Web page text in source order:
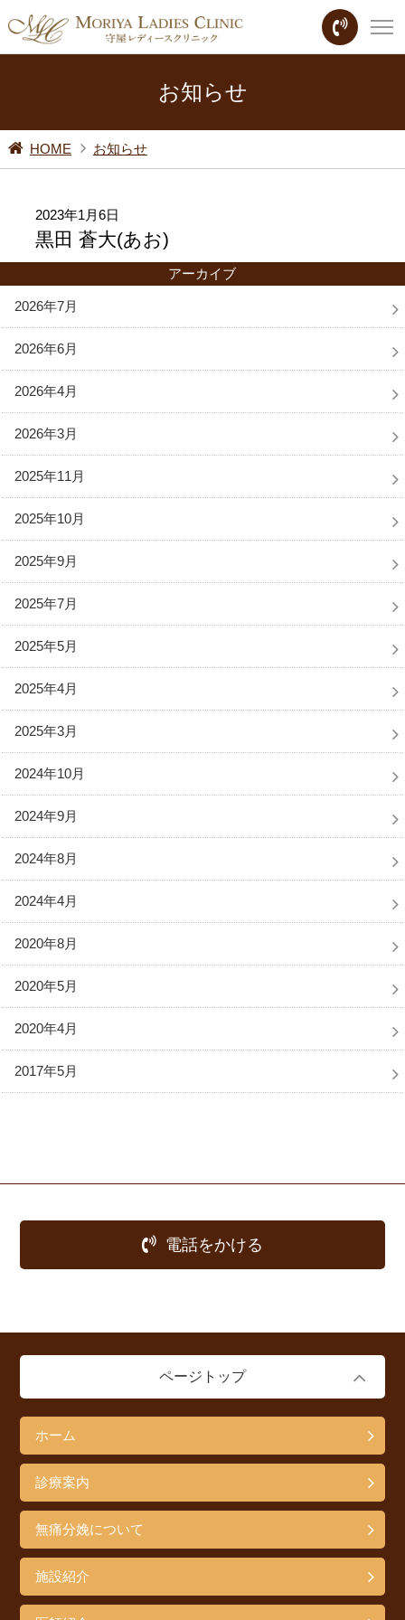
お知らせ
HOME お知らせ
2023年1月6日
黒田 蒼大(あお)
アーカイブ
2026年7月
2026年6月
2026年4月
2026年3月
2025年11月
2025年10月
2025年9月
2025年7月
2025年5月
2025年4月
2025年3月
2024年10月
2024年9月
2024年8月
2024年4月
2020年8月
2020年5月
2020年4月
2017年5月
電話をかける
ページトップ
ホーム
診療案内
無痛分娩について
施設紹介